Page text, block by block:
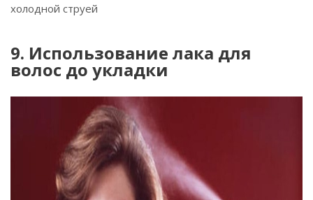
холодной струей
9. Использование лака для
волос до укладки